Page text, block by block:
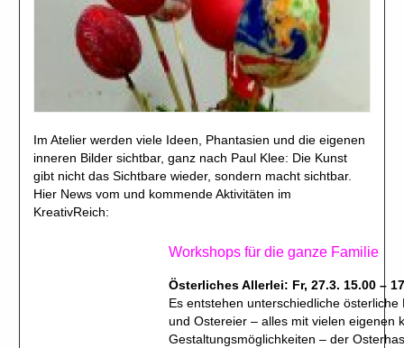
Im Atelier werden viele Ideen, Phantasien und die eigenen
inneren Bilder sichtbar, ganz nach Paul Klee: Die Kunst
gibt nicht das Sichtbare wieder, sondern macht sichtbar.
Hier News vom und kommende Aktivitäten im
KreativReich:
Workshops für die ganze Familie
Österliches Allerlei: Fr, 27.3. 15.00 –
Es entstehen unterschiedliche
und Ostereier – alles mit vielen eigenen
Gestaltungsmöglichkeiten – der